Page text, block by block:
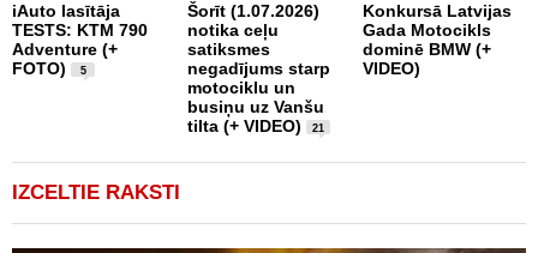
iAuto lasītāja
TESTS: KTM 790
Adventure (+
FOTO)
5
Šorīt (1.07.2026)
notika ceļu
satiksmes
negadījums starp
motociklu un
busiņu uz Vanšu
tilta (+ VIDEO)
21
Konkursā Latvijas
Gada Motocikls
dominē BMW (+
VIDEO)
IZCELTIE RAKSTI